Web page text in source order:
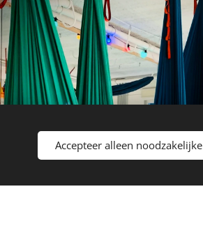
Accepteer alleen noodzakelijke